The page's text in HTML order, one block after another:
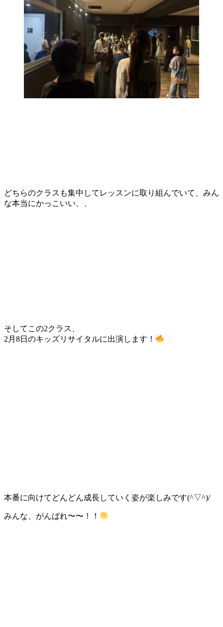
どちらのクラスも集中してレッスンに取り組んでいて、みん
な本当にかっこいい、、
そしてこの2クラス、
2月8日のキッズリサイタルに出演します！
本番に向けてどんどん成長していく姿が楽しみです(^▽^)/
みんな、がんばれ〜〜！！